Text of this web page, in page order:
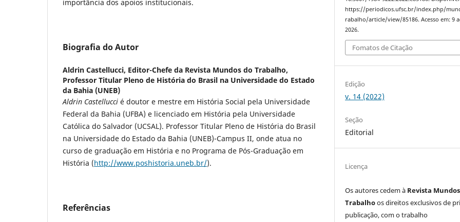
importância dos apoios institucionais.
Biografia do Autor
Aldrin Castellucci, Editor-Chefe da Revista Mundos do Trabalho,
Professor Titular Pleno de História do Brasil na Universidade do Estado
da Bahia (UNEB)
Aldrin Castellucci é doutor e mestre em História Social pela Universidade
Federal da Bahia (UFBA) e licenciado em História pela Universidade
Católica do Salvador (UCSAL). Professor Titular Pleno de História do Brasil
na Universidade do Estado da Bahia (UNEB)-Campus II, onde atua no
curso de graduação em História e no Programa de Pós-Graduação em
História (http://www.poshistoria.uneb.br/).
Referências
https://periodicos.ufsc.br/index.php/
rabalho/article/view/85186. Acesso em: 9
2026.
Fomatos de Citação
Edição
v. 14 (2022)
Seção
Editorial
Licença
Os autores cedem à Revista
Trabalhoos direitos exclusivos de
publicação, com o trabalho